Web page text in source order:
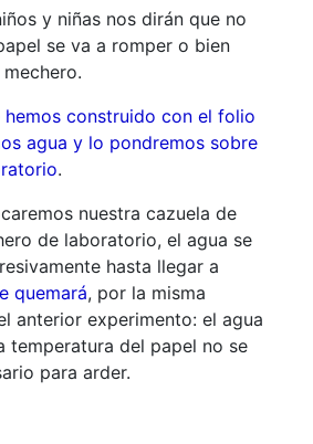
y niñas nos dirán que no
se va a romper o bien
hemos construido con el folio
agua y lo pondremos sobre
.
nuestra cazuela de
de laboratorio, el agua se
hasta llegar a
quemará, por la misma
anterior experimento: el agua
temperatura del papel no se
para arder.